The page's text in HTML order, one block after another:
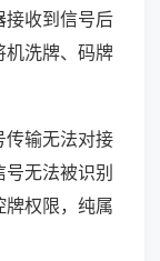
接收到信号后
机洗牌、码牌
传输无法对接
号无法被识别
权限，纯属